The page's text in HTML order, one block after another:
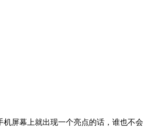
屏幕上就出现一个亮点的话，谁也不会